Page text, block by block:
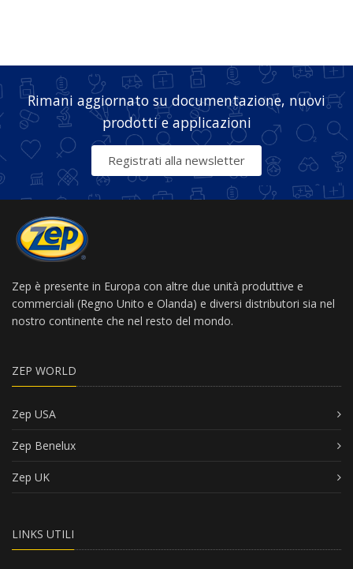
Rimani aggiornato su documentazione, nuovi
prodotti e applicazioni
Registrati alla newsletter
Zep è presente in Europa con altre due unità produttive e
commerciali (Regno Unito e Olanda) e diversi distributori sia nel
nostro continente che nel resto del mondo.
ZEP WORLD
Zep USA
Zep Benelux
Zep UK
LINKS UTILI